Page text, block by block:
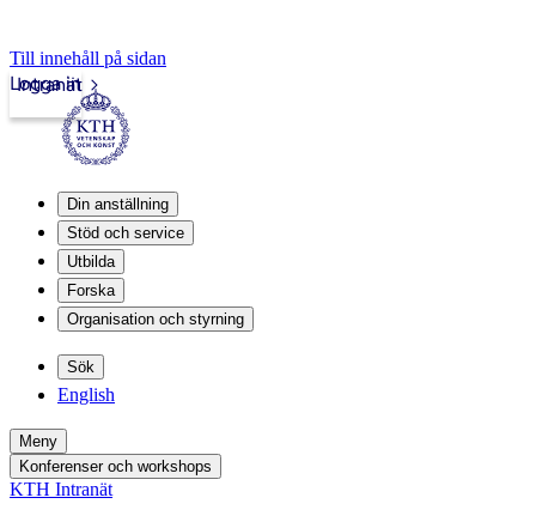
Till innehåll på sidan
Intranät
Logga in
Din anställning
Stöd och service
Utbilda
Forska
Organisation och styrning
Sök
English
Meny
Konferenser och workshops
KTH Intranät